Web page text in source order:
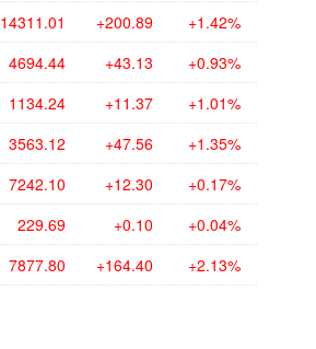
14311.01 +200.89 +1.42%
4694.44 +43.13 +0.93%
1134.24 +11.37 +1.01%
3563.12 +47.56 +1.35%
7242.10 +12.30 +0.17%
229.69 +0.10 +0.04%
7877.80 +164.40 +2.13%